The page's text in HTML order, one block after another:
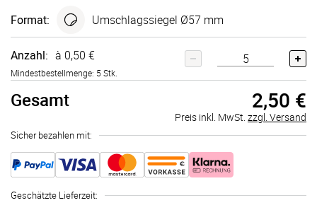
Format: Umschlagssiegel Ø57 mm
Anzahl: à 0,50 €
Mindestbestellmenge: 5 Stk.
Gesamt 2,50 €
Preis inkl. MwSt. zzgl. Versand
Sicher bezahlen mit:
Geschätzte Lieferzeit: